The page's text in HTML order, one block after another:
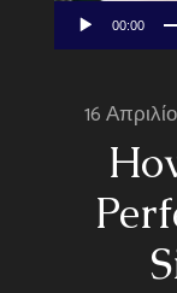
Πρόγραμμα
00:00
16